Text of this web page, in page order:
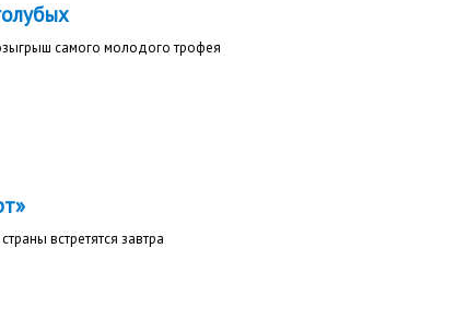
самого молодого трофея
встретятся завтра